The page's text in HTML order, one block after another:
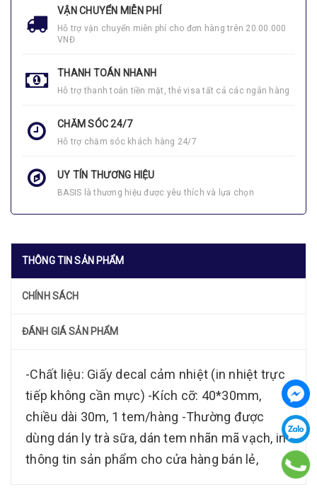
VẬN CHUYỂN MIỄN PHÍ
Hỗ trợ vận chuyển miễn phí cho đơn hàng trên 20.00.000
VNĐ
THANH TOÁN NHANH
Hỗ trợ thanh toán tiền mặt, thẻ visa tất cả các ngân hàng
CHĂM SÓC 24/7
Hỗ trợ chăm sóc khách hàng 24/7
UY TÍN THƯƠNG HIỆU
BASIS là thương hiệu được yêu thích và lựa chọn
THÔNG TIN SẢN PHẨM
CHÍNH SÁCH
ĐÁNH GIÁ SẢN PHẨM
-Chất liệu: Giấy decal cảm nhiệt (in nhiệt trực
tiếp không cần mực) -Kích cỡ: 40*30mm,
chiều dài 30m, 1 tem/hàng -Thường được
dùng dán ly trà sữa, dán tem nhãn mã vạch, in
thông tin sản phẩm cho cửa hàng bán lẻ,